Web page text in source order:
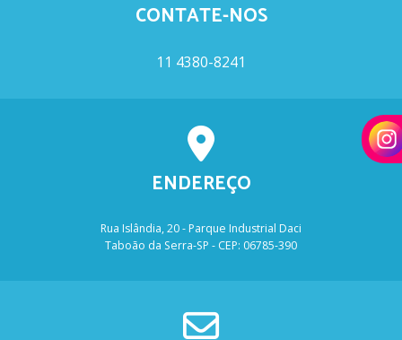
CONTATE-NOS
11 4380-8241
ENDEREÇO
Rua Islândia, 20 - Parque Industrial Daci
Taboão da Serra-SP - CEP: 06785-390